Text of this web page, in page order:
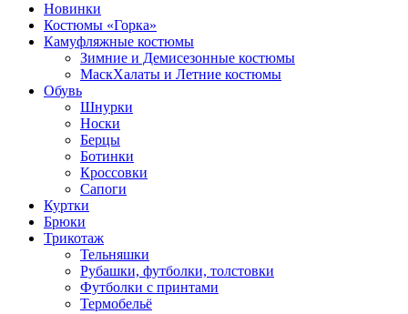
Новинки
Костюмы «Горка»
Камуфляжные костюмы
Зимние и Демисезонные костюмы
МаскХалаты и Летние костюмы
Обувь
Шнурки
Носки
Берцы
Ботинки
Кроссовки
Сапоги
Куртки
Брюки
Трикотаж
Тельняшки
Рубашки, футболки, толстовки
Футболки с принтами
Термобельё